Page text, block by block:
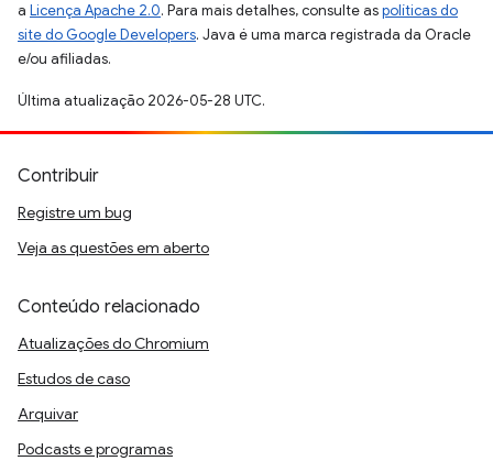
a Licença Apache 2.0. Para mais detalhes, consulte aspolíticas do
site do Google Developers. Java é uma marca registrada da Oracle
e/ou afiliadas.
Última atualização 2026-05-28 UTC.
Contribuir
Registre um bug
Veja as questões em aberto
Conteúdo relacionado
Atualizações do Chromium
Estudos de caso
Arquivar
Podcasts e programas